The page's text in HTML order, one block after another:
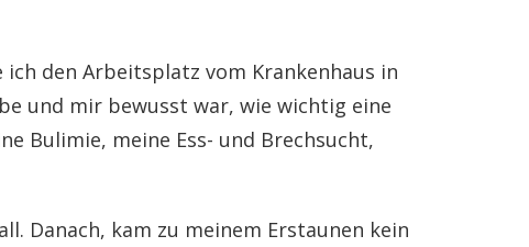
den Arbeitsplatz vom Krankenhaus in
und mir bewusst war, wie wichtig eine
Bulimie, meine Ess- und Brechsucht,
Danach, kam zu meinem Erstaunen kein